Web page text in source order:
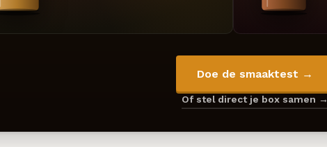
Doe de smaaktest →
Of stel direct je box samen →